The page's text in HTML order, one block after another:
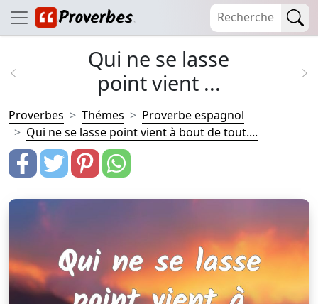
Qui ne se lasse
point vient ...
Proverbes Thémes
Proverbe espagnol
Qui ne se lasse point vient à bout de tout....